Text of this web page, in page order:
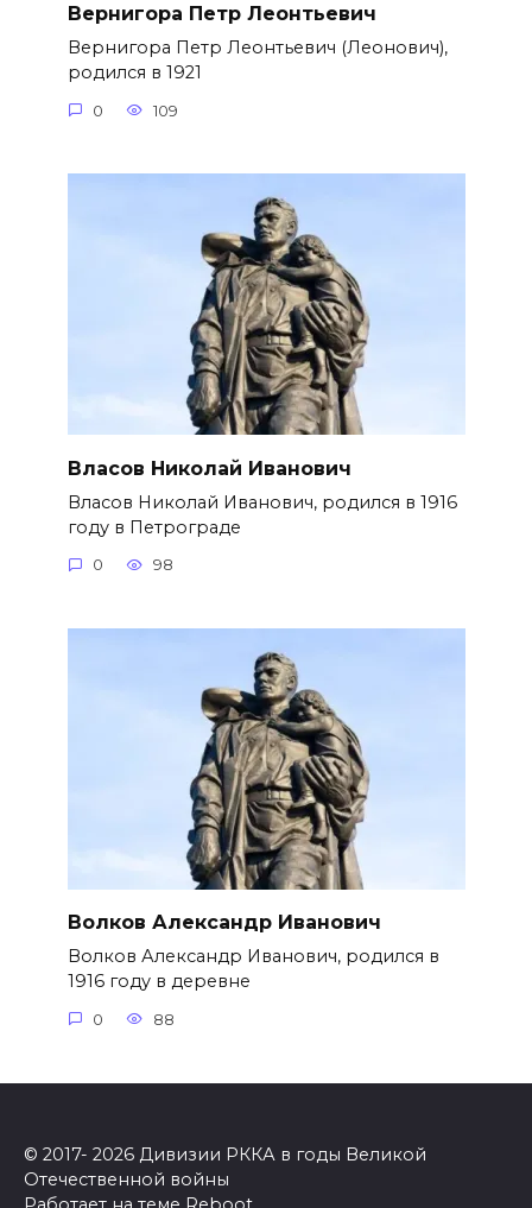
Вернигора Петр Леонтьевич
Вернигора Петр Леонтьевич (Леонович),
родился в 1921
0 109
Власов Николай Иванович
Власов Николай Иванович, родился в 1916
году в Петрограде
0 98
Волков Александр Иванович
Волков Александр Иванович, родился в
1916 году в деревне
0 88
© 2017- 2026 Дивизии РККА в годы Великой
Отечественной войны